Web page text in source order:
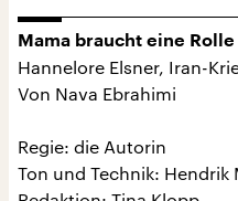
Mama braucht eine
Hannelore Elsner, Iran-
Von Nava Ebrahimi
Regie: die Autorin
Ton und Technik: